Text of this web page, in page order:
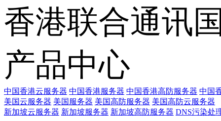
香港联合通讯
产品中心
中国香港云服务器 中国香港服务器 中国香港高防服务器 中国
美国云服务器 美国服务器 美国高防服务器 美国高防云服务器
新加坡云服务器 新加坡服务器 新加坡高防服务器 DNS污染处